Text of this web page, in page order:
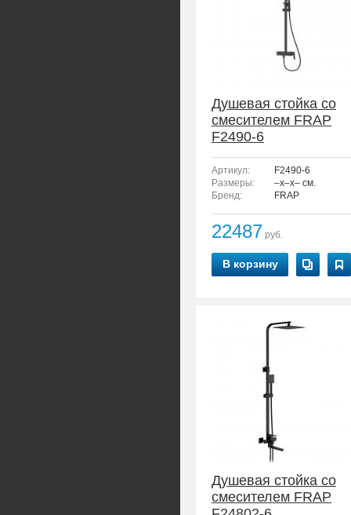
Душевая стойка со
смесителем FRAP
F2490-6
Артикул:
F2490-6
Размеры:
–x–x– см.
Бренд:
FRAP
22487 руб.
В корзину
Душевая стойка со
смесителем FRAP